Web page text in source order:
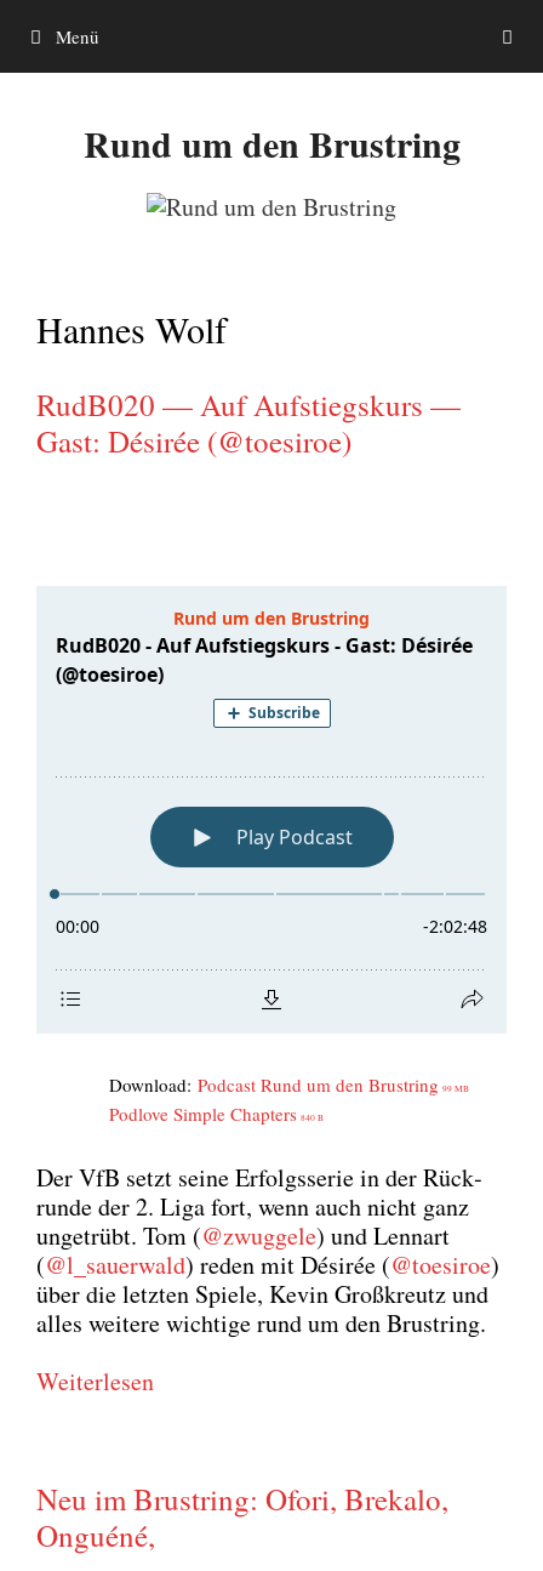
Inhalt
springen
Menü
Rund um den Brustring
Hannes Wolf
RudB020 — Auf Aufstiegskurs —
Gast: Désirée (@toesiroe)
Down­load: Pod­cast Rund um den Brust­ring 99 MB
Pod­l­ove Simp­le Chap­ters 840 B
Der VfB setzt sei­ne Erfolgs­se­rie in der Rück­
run­de der 2. Liga fort, wenn auch nicht ganz
unge­trübt. Tom (@zwuggele) und Lenn­art
(@l_sauerwald) reden mit Dési­rée (@toesiroe)
über die letz­ten Spie­le, Kevin Groß­kreutz und
alles wei­te­re wich­ti­ge rund um den Brust­ring.
Wei­ter­le­sen
Neu im Brustring: Ofori, Brekalo,
Onguéné,